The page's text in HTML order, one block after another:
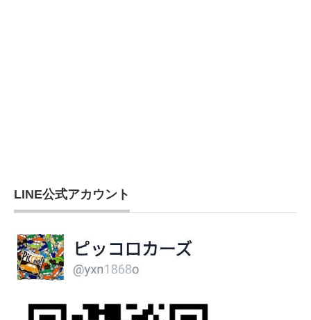
LINE公式アカウント